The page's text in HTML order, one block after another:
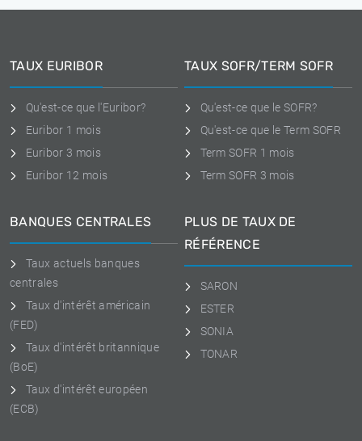
TAUX EURIBOR
Qu'est-ce que l'Euribor?
Euribor 1 mois
Euribor 3 mois
Euribor 12 mois
TAUX SOFR/TERM SOFR
Qu'est-ce que le SOFR?
Qu'est-ce que le Term SOFR
Term SOFR 1 mois
Term SOFR 3 mois
BANQUES CENTRALES
Taux actuels banques
centrales
Taux d'intérêt américain
(FED)
Taux d'intérêt britannique
(BoE)
Taux d'intérêt européen
(ECB)
PLUS DE TAUX DE
RÉFÉRENCE
SARON
ESTER
SONIA
TONAR